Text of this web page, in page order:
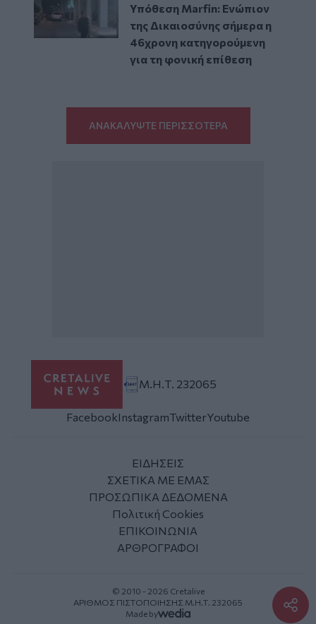
Υπόθεση Marfin: Ενώπιον
της Δικαιοσύνης σήμερα η
46χρονη κατηγορούμενη
για τη φονική επίθεση
ΑΝΑΚΑΛΥΨΤΕ ΠΕΡΙΣΣΟΤΕΡΑ
Μ.Η.Τ. 232065
FacebookInstagramTwitterYoutube
ΕΙΔΗΣΕΙΣ
ΣΧΕΤΙΚΑ ΜΕ ΕΜΑΣ
ΠΡΟΣΩΠΙΚΑ ΔΕΔΟΜΕΝΑ
Πολιτική Cookies
ΕΠΙΚΟΙΝΩΝΙΑ
ΑΡΘΡΟΓΡΑΦΟΙ
© 2010 - 2026 Cretalive
ΑΡΙΘΜΟΣ ΠΙΣΤΟΠΟΙΗΣΗΣ Μ.Η.Τ. 232065
Made by